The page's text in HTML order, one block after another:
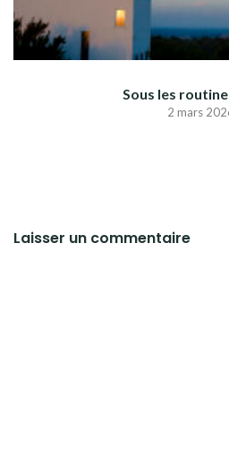
Sous les
2 mars
Laisser un commentaire